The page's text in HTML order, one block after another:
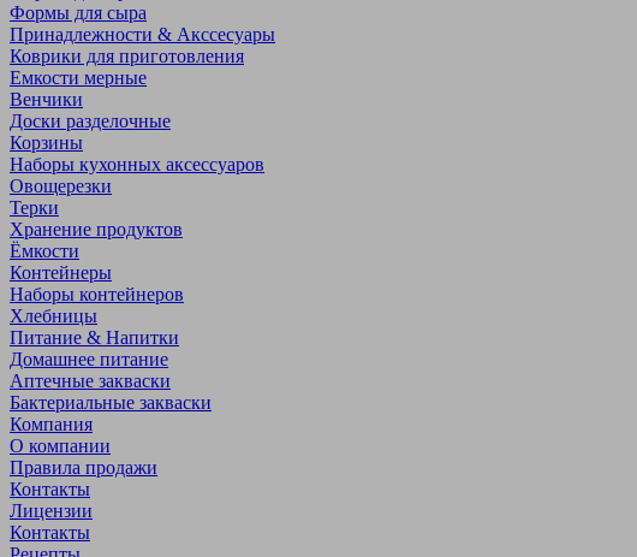
Формы для сыра
Принадлежности & Акссесуары
Коврики для приготовления
Емкости мерные
Венчики
Доски разделочные
Корзины
Наборы кухонных аксессуаров
Овощерезки
Терки
Хранение продуктов
Ёмкости
Контейнеры
Наборы контейнеров
Хлебницы
Питание & Напитки
Домашнее питание
Аптечные закваски
Бактериальные закваски
Компания
О компании
Правила продажи
Контакты
Лицензии
Контакты